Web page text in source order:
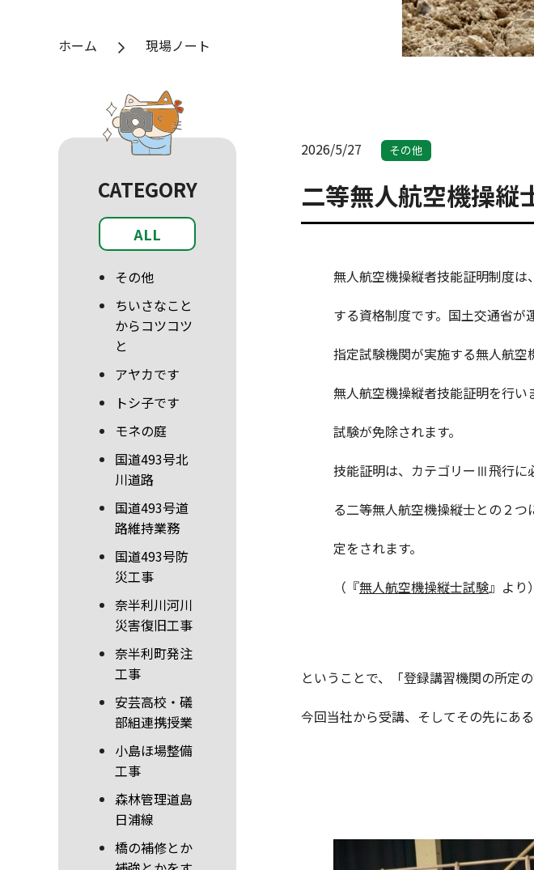
ホーム 現場ノート
CATEGORY
ALL
その他
ちいさなこと
からコツコツ
と
アヤカです
トシ子です
モネの庭
国道493号北
川道路
国道493号道
路維持業務
国道493号防
災工事
奈半利川河川
災害復旧工事
奈半利町発注
工事
安芸高校・礒
部組連携授業
小島ほ場整備
工事
森林管理道島
日浦線
橋の補修とか
2026/5/27 その他
二等無人航空機操縦
無人航空機操縦者技能証明制度
する資格制度です。国土交通省が
指定試験機関が実施する無人航空
無人航空機操縦者技能証明を行
試験が免除されます。
技能証明は、カテゴリーⅢ飛行に
る二等無人航空機操縦士との２
定をされます。
（『無人航空機操縦士試験』より）
ということで、「登録講習機関の所定の
今回当社から受講、そしてその先にあ